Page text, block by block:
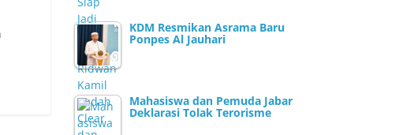
KDM Resmikan Asrama Baru
Ponpes Al Jauhari
Mahasiswa dan Pemuda Jabar
Deklarasi Tolak Terorisme